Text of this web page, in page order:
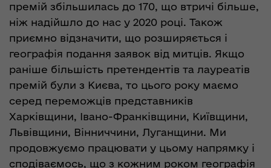
премій збільшилась до 170, що втричі більше,
ніж надійшло до нас у 2020 році. Також
приємно відзначити, що розширяється і
географія подання заявок від митців. Якщо
раніше більшість претендентів та лауреатів
премій були з Києва, то цього року маємо
серед переможців представників
Харківщини, Івано-Франківщини, Київщини,
Львівщини, Вінниччини, Луганщини. Ми
продовжуємо працювати у цьому напрямку і
сподіваємось, що з кожним роком географія